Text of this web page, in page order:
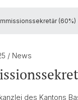
(60%)
/ News
des Kantons